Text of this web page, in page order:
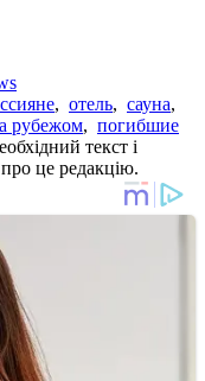
, отель, сауна,
рубежом, погибшие
текст і
це редакцію.